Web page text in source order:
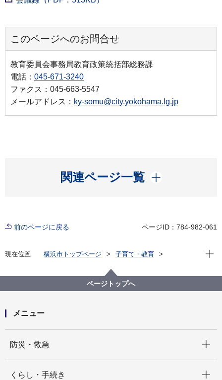
このページへのお問合せ
教育委員会事務局教育政策統括部総務課
電話： 045-671-3240
ファクス：045-663-5547
メールアドレス： ky-somu@city.yokohama.lg.jp
関連ページ一覧
開く
前のページに戻る ページID：784-982-061
現在位置 横浜市トップページ
子育て・教育
現在
ページトップへ
メニュー
防災・救急
くらし・手続き